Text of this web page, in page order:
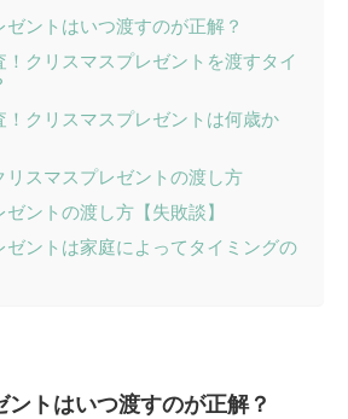
ゼントはいつ渡すのが正解？
！クリスマスプレゼントを渡すタイ
！クリスマスプレゼントは何歳か
リスマスプレゼントの渡し方
ントの渡し方【失敗談】
ゼントは家庭によってタイミングの
ントはいつ渡すのが正解？